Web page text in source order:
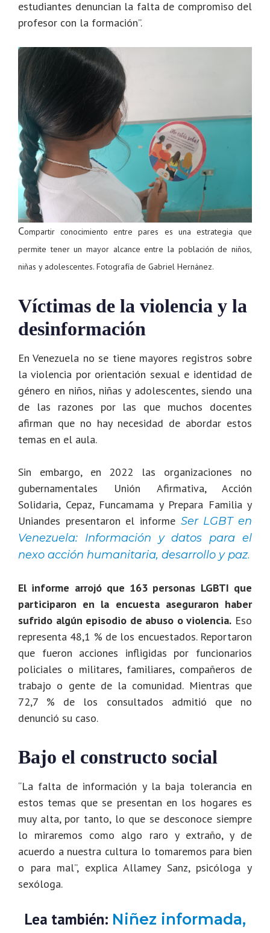
estudiantes denuncian la falta de compromiso del
profesor con la formación”.
Compartir conocimiento entre pares es una estrategia que
permite tener un mayor alcance entre la población de niños,
niñas y adolescentes. Fotografía de Gabriel Hernánez.
Víctimas de la violencia y la
desinformación
En Venezuela no se tiene mayores registros sobre
la violencia por orientación sexual e identidad de
género en niños, niñas y adolescentes, siendo una
de las razones por las que muchos docentes
afirman que no hay necesidad de abordar estos
temas en el aula.
Sin embargo, en 2022 las organizaciones no
gubernamentales Unión Afirmativa, Acción
Solidaria, Cepaz, Funcamama y Prepara Familia y
Uniandes presentaron el informe Ser LGBT en
Venezuela: Información y datos para el
nexo acción humanitaria, desarrollo y paz.
El informe arrojó que 163 personas LGBTI que
participaron en la encuesta aseguraron haber
sufrido algún episodio de abuso o violencia. Eso
representa 48,1 % de los encuestados. Reportaron
que fueron acciones infligidas por funcionarios
policiales o militares, familiares, compañeros de
trabajo o gente de la comunidad. Mientras que
72,7 % de los consultados admitió que no
denunció su caso.
Bajo el constructo social
“La falta de información y la baja tolerancia en
estos temas que se presentan en los hogares es
muy alta, por tanto, lo que se desconoce siempre
lo miraremos como algo raro y extraño, y de
acuerdo a nuestra cultura lo tomaremos para bien
o para mal”, explica Allamey Sanz, psicóloga y
sexóloga.
Lea también: Niñez informada,